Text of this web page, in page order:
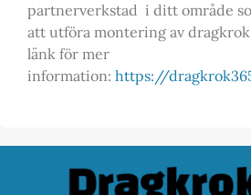
partnerverkstad i ditt område
att utföra montering av
länk för mer
information: https://